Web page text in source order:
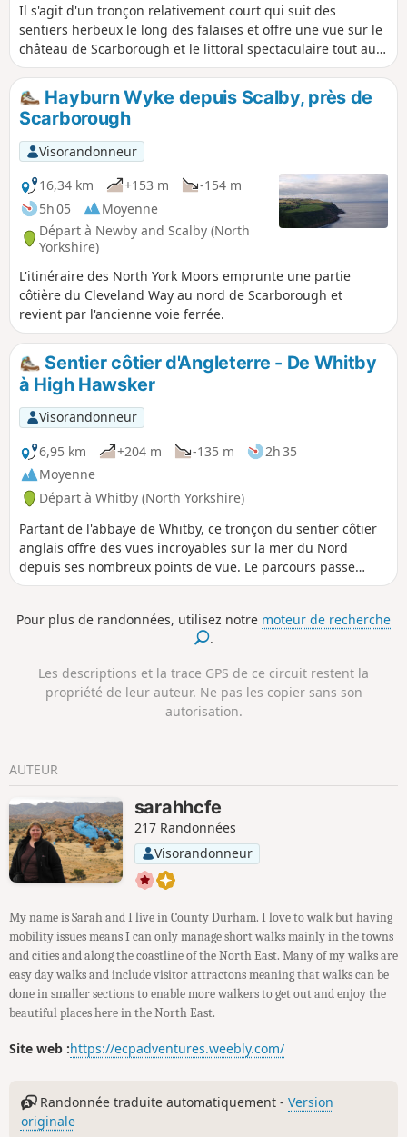
Il s'agit d'un tronçon relativement court qui suit des
sentiers herbeux le long des falaises et offre une vue sur le
château de Scarborough et le littoral spectaculaire tout au
long du parcours. Ce tronçon se termine à North Bay, à
Scarborough, où vous pourrez profiter de la plage ou de
l'une des attractions de North Bay.
Hayburn Wyke depuis Scalby, près de
Scarborough
Visorandonneur
16,34 km
+153 m
-154 m
5h 05
Moyenne
Départ à Newby and Scalby (North
Yorkshire)
L'itinéraire des North York Moors emprunte une partie
côtière du Cleveland Way au nord de Scarborough et
revient par l'ancienne voie ferrée.
Sentier côtier d'Angleterre - De Whitby
à High Hawsker
Visorandonneur
6,95 km
+204 m -135 m
2h 35
Moyenne
Départ à Whitby (North Yorkshire)
Partant de l'abbaye de Whitby, ce tronçon du sentier côtier
anglais offre des vues incroyables sur la mer du Nord
depuis ses nombreux points de vue. Le parcours passe
devant un phare et une station de brume. Prépare-toi à
Pour plus de randonnées, utilisez notre moteur de recherche
.
Les descriptions et la trace GPS de ce circuit restent la
propriété de leur auteur. Ne pas les copier sans son
autorisation.
AUTEUR
sarahhcfe
217 Randonnées
Visorandonneur
My name is Sarah and I live in County Durham. I love to walk but having
mobility issues means I can only manage short walks mainly in the towns
and cities and along the coastline of the North East. Many of my walks are
easy day walks and include visitor attractons meaning that walks can be
done in smaller sections to enable more walkers to get out and enjoy the
beautiful places here in the North East.
Site web :https://ecpadventures.weebly.com/
Randonnée traduite automatiquement -Version
originale